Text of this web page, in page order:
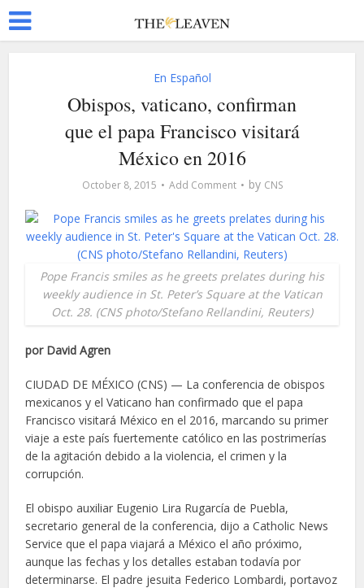
En Español
Obispos, vaticano, confirman
que el papa Francisco visitará
México en 2016
October 8, 2015 Add Comment by CNS
Pope Francis smiles as he greets prelates during his
weekly audience in St. Peter’s Square at the Vatican
Oct. 28. (CNS photo/Stefano Rellandini, Reuters)
por David Agren
CIUDAD DE MÉXICO (CNS) — La conferencia de obispos
mexicanos y el Vaticano han confirmado que el papa
Francisco visitará México en el 2016, marcando su primer
viaje a este país fuertemente católico en las postrimerías
de la agitación debido a la violencia, el crimen y la
corrupción.
El obispo auxiliar Eugenio Lira Rugarcía de Puebla,
secretario general de la conferencia, dijo a Catholic News
Service que el papa viajará a México el año próximo,
aunque las fechas y los detalles estaban todavía por
determinarse. El padre jesuita Federico Lombardi, portavoz